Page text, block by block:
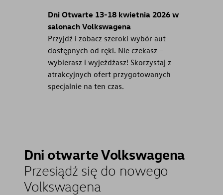
Dni Otwarte 13-18 kwietnia 2026 w
salonach Volkswagena
Przyjdź i zobacz szeroki wybór aut
dostępnych od ręki. Nie czekasz –
wybierasz i wyjeżdżasz! Skorzystaj z
atrakcyjnych ofert przygotowanych
specjalnie na ten czas.
Dni otwarte Volkswagena
Przesiądź się do nowego
Volkswagena